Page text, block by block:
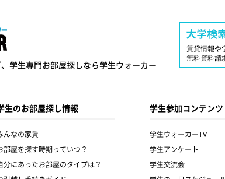
学生専門お部屋探しなら学生ウォーカー
生のお部屋探し情報
んなの家賃
部屋を探す時期っていつ？
分にあったお部屋のタイプは？
学生参加コンテンツ
学生ウォーカーTV
学生アンケート
学生交流会